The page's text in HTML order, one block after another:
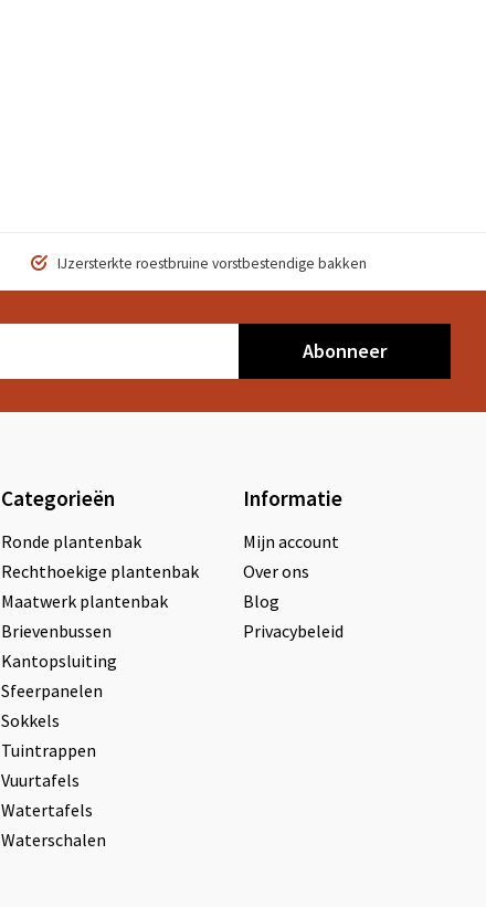
IJzersterkte roestbruine vorstbestendige bakken
Abonneer
Categorieën
Ronde plantenbak
Rechthoekige plantenbak
Maatwerk plantenbak
Brievenbussen
Kantopsluiting
Sfeerpanelen
Sokkels
Tuintrappen
Vuurtafels
Watertafels
Waterschalen
Informatie
Mijn account
Over ons
Blog
Privacybeleid